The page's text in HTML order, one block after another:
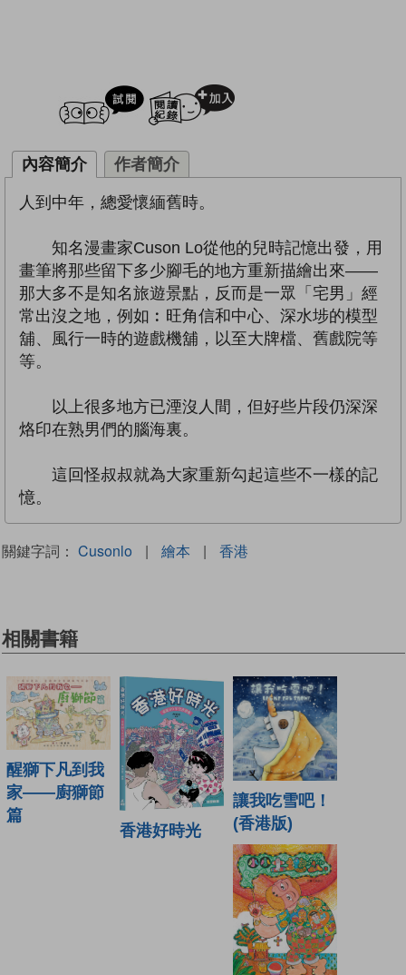
試閲
內容簡介 作者簡介
人到中年，總愛懷緬舊時。
知名漫畫家Cuson Lo從他的兒時記憶出發，用
畫筆將那些留下多少腳毛的地方重新描繪出來——
那大多不是知名旅遊景點，反而是一眾「宅男」經
常出沒之地，例如︰旺角信和中心、深水埗的模型
舖、風行一時的遊戲機舖，以至大牌檔、舊戲院等
等。
以上很多地方已湮沒人間，但好些片段仍深深
烙印在熟男們的腦海裏。
這回怪叔叔就為大家重新勾起這些不一樣的記
憶。
關鍵字詞： Cusonlo | 繪本 | 香港
相關書籍
醒獅下凡到我
家——廚獅節
篇
香港好時光
讓我吃雪吧！
(香港版)